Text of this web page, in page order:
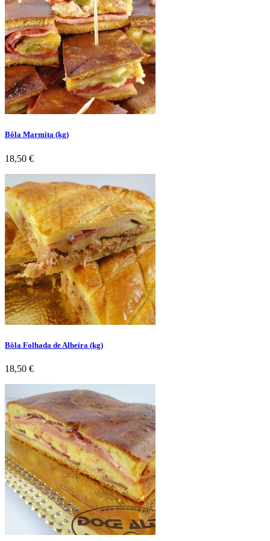
Bôla Marmita (kg)
Preço
18,50 €
Bôla Folhada de Alheira (kg)
Preço
18,50 €